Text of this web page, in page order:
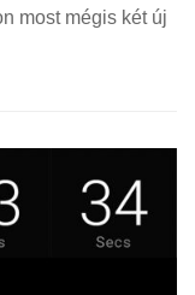
most mégis két új